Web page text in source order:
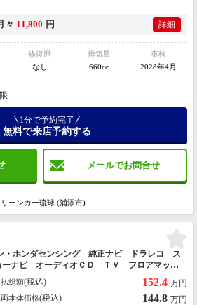
々 11,800 円 詳細
修復歴
なし
排気量
660cc
車検
2028年4月
メールでお問合せ
1分で予約完了
無料で来店予約する
ーンカー琉球 (浦添市)
・ホンダセンシング 純正ナビ ドラレコ ス
ナビ オーディオＣＤ ＴＶ フロアマッ
ード 防錆済 内地仕入れ 両スラ 後カメ
ム 横滑防止 地デジ
総額(税込) 152.4 万円
本体価格(税込) 144.8 万円